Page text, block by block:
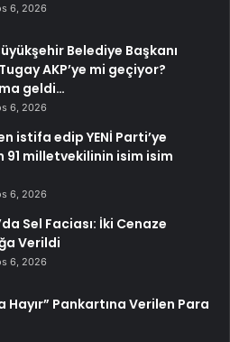
6, 2026
Belediye Başkanı
AKP’ye mi geçiyor?
geldi…
6, 2026
istifa edip YENİ Parti’ye
91 milletvekilinin isim isim
6, 2026
Sel Faciası: İki Cenaze
Verildi
6, 2026
Pankartına Verilen Para